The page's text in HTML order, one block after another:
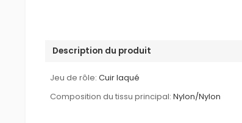
Description du produit
Jeu de rôle: Cuir laqué
Composition du tissu principal: Nylon/Nylon